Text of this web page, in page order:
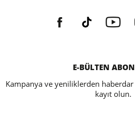
E-BÜLTEN
Kampanya ve yeniliklerden
kayıt olun.